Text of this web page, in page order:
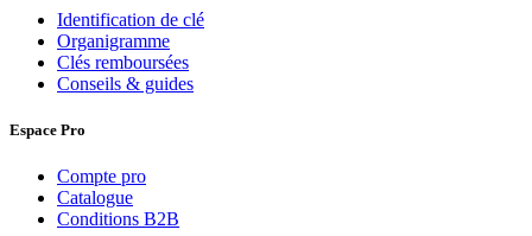
Identification de clé
Organigramme
Clés remboursées
Conseils & guides
Espace Pro
Compte pro
Catalogue
Conditions B2B